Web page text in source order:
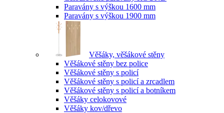
Paravány s výškou 1600 mm
Paravány s výškou 1900 mm
Věšáky, věšákové stěny
Věšákové stěny bez police
Věšákové stěny s policí
Věšákové stěny s policí a zrcadlem
Věšákové stěny s policí a botníkem
Věšáky celokovové
Věšáky kov/dřevo